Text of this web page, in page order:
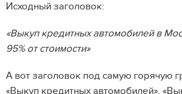
Исходный заголовок:
«Выкуп кредитных автомобилей в
95% от стоимости»
А вот заголовок под самую горячую
«Выкуп кредитных автомобилей»,